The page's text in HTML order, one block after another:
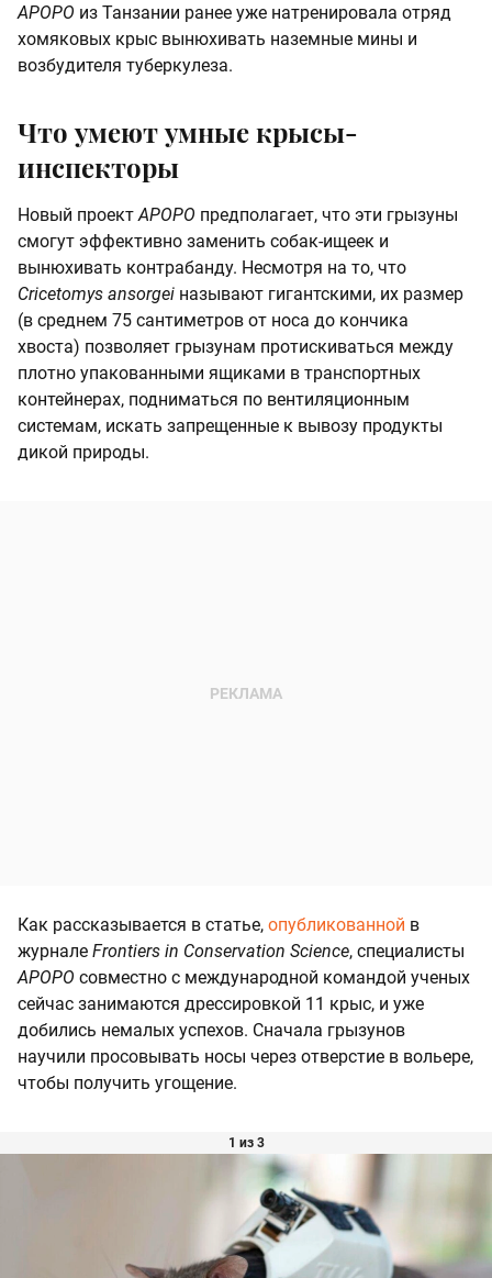
APOPO из Танзании ранее уже натренировала отряд
хомяковых крыс вынюхивать наземные мины и
возбудителя туберкулеза.
Что умеют умные крысы-
инспекторы
Новый проект APOPO предполагает, что эти грызуны
смогут эффективно заменить собак-ищеек и
вынюхивать контрабанду. Несмотря на то, что
Cricetomys ansorgei называют гигантскими, их размер
(в среднем 75 сантиметров от носа до кончика
хвоста) позволяет грызунам протискиваться между
плотно упакованными ящиками в транспортных
контейнерах, подниматься по вентиляционным
системам, искать запрещенные к вывозу продукты
дикой природы.
Как рассказывается в статье, опубликованной в
журнале Frontiers in Conservation Science, специалисты
APOPO совместно с международной командой ученых
сейчас занимаются дрессировкой 11 крыс, и уже
добились немалых успехов. Сначала грызунов
научили просовывать носы через отверстие в вольере,
чтобы получить угощение.
1 из 3